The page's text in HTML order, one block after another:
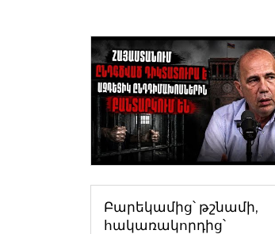
Բարեկամից՝ թշնամի,
հակառակորդից՝